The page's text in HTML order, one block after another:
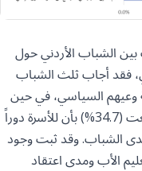
الشباب الأردني حول
فقد أجاب ثلث الشباب
وعيهم السياسي، في حين
أجاب أكثر من الثلث بقليل بنسبة بلغت (34.7%) بأن للأسرة دوراً
الشباب. وقد ثبت وجود
الأب ومدى اعتقاد